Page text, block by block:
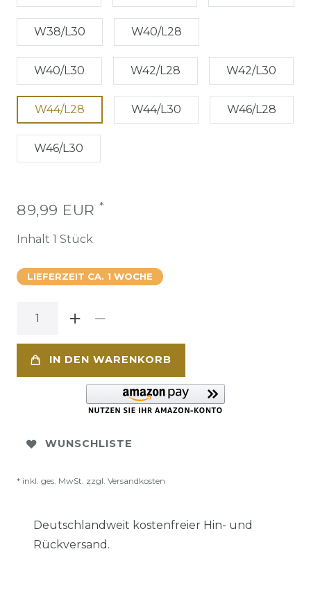
W38/L30 W40/L28
W40/L30 W42/L28 W42/L30
W44/L28 W44/L30 W46/L28
W46/L30
89,99 EUR *
Inhalt 1 Stück
LIEFERZEIT CA. 1 WOCHE
IN DEN WARENKORB
WUNSCHLISTE
* inkl. ges. MwSt. zzgl. Versandkosten
Deutschlandweit kostenfreier Hin- und
Rückversand.